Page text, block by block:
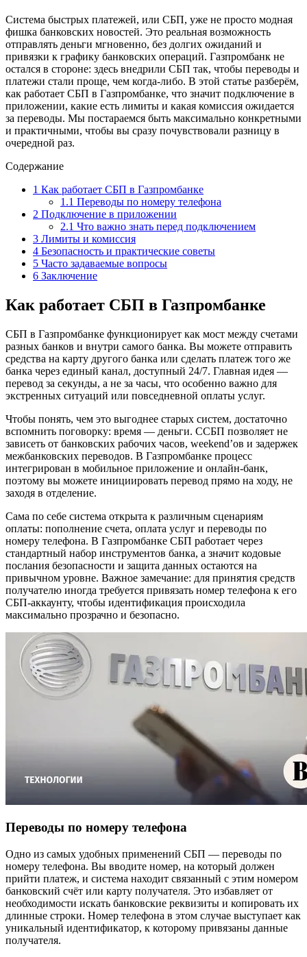
Система быстрых платежей, или СБП, уже не просто модная
фишка банковских новостей. Это реальная возможность
отправлять деньги мгновенно, без долгих ожиданий и
привязки к графику банковских операций. Газпромбанк не
остался в стороне: здесь внедрили СБП так, чтобы переводы и
платежи стали проще, чем когда-либо. В этой статье разберём,
как работает СБП в Газпромбанке, что значит подключение в
приложении, какие есть лимиты и какая комиссия ожидается
за переводы. Мы постараемся быть максимально конкретными
и практичными, чтобы вы сразу почувствовали разницу в
очередной раз.
Содержание
1 Как работает СБП в Газпромбанке
1.1 Переводы по номеру телефона
2 Подключение в приложении
2.1 Что важно знать перед подключением
3 Лимиты и комиссия
4 Безопасность и практические советы
5 Часто задаваемые вопросы
6 Заключение
Как работает СБП в Газпромбанке
СБП в Газпромбанке функционирует как мост между счетами
разных банков и внутри самого банка. Вы можете отправить
средства на карту другого банка или сделать платеж того же
банка через единый канал, доступный 24/7. Главная идея —
перевод за секунды, а не за часы, что особенно важно для
экстренных ситуаций или повседневной оплаты услуг.
Чтобы понять, чем это выгоднее старых систем, достаточно
вспомнить поговорку: время — деньги. ССБП позволяет не
зависеть от банковских рабочих часов, weekend’ов и задержек
межбанковских переводов. В Газпромбанке процесс
интегрирован в мобильное приложение и онлайн-банк,
поэтому вы можете инициировать перевод прямо на ходу, не
заходя в отделение.
Сама по себе система открыта к различным сценариям
оплаты: пополнение счета, оплата услуг и переводы по
номеру телефона. В Газпромбанке СБП работает через
стандартный набор инструментов банка, а значит кодовые
послания безопасности и защита данных остаются на
привычном уровне. Важное замечание: для принятия средств
получателю иногда требуется привязать номер телефона к его
СБП-аккаунту, чтобы идентификация происходила
максимально прозрачно и безопасно.
Переводы по номеру телефона
Одно из самых удобных применений СБП — переводы по
номеру телефона. Вы вводите номер, на который должен
прийти платеж, и система находит связанный с этим номером
банковский счёт или карту получателя. Это избавляет от
необходимости искать банковские реквизиты и копировать их
длинные строки. Номер телефона в этом случае выступает как
уникальный идентификатор, к которому привязаны данные
получателя.